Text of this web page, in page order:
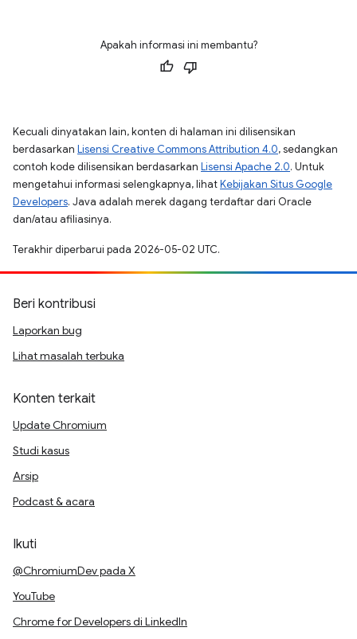
Apakah informasi ini membantu?
Kecuali dinyatakan lain, konten di halaman ini dilisensikan
berdasarkan Lisensi Creative Commons Attribution 4.0, sedangkan
contoh kode dilisensikan berdasarkan Lisensi Apache 2.0. Untuk
mengetahui informasi selengkapnya, lihatKebijakan Situs Google
Developers. Java adalah merek dagang terdaftar dari Oracle
dan/atau afiliasinya.
Terakhir diperbarui pada 2026-05-02 UTC.
Beri kontribusi
Laporkan bug
Lihat masalah terbuka
Konten terkait
Update Chromium
Studi kasus
Arsip
Podcast & acara
Ikuti
@ChromiumDev pada X
YouTube
Chrome for Developers di LinkedIn